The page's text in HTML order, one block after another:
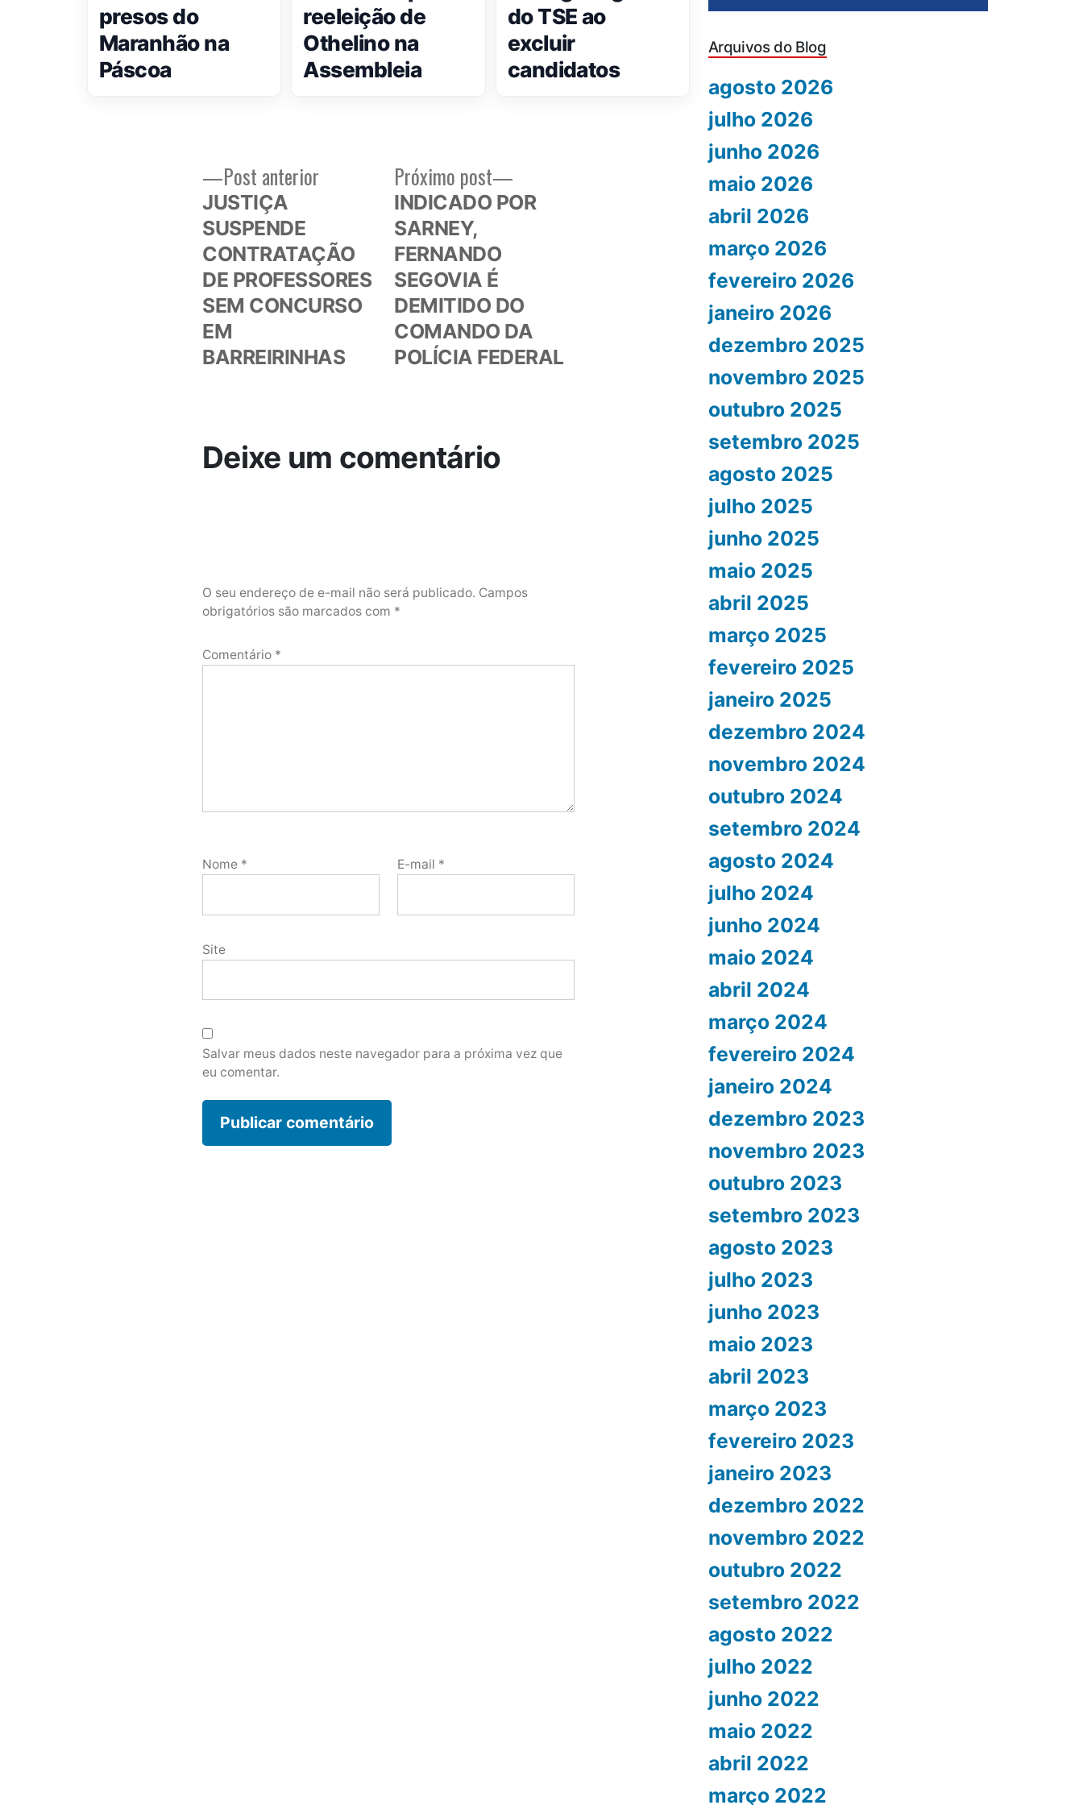
presos do
Maranhão na
Páscoa
reeleição de
Othelino na
Assembleia
do TSE ao
excluir
candidatos
Navegação
Post anterior
JUSTIÇA
SUSPENDE
CONTRATAÇÃO
DE PROFESSORES
SEM CONCURSO
EM
BARREIRINHAS
Próximo post
post:
INDICADO POR
SARNEY,
FERNANDO
SEGOVIA É
DEMITIDO DO
COMANDO DA
POLÍCIA FEDERAL
Deixe um comentário
O seu endereço de e-mail não será publicado. Campos
obrigatórios são marcados com *
Comentário *
Nome * E-mail *
Site
Salvar meus dados neste navegador para a próxima vez que
eu comentar.
Arquivos do Blog
agosto 2026
julho 2026
junho 2026
maio 2026
abril 2026
março 2026
fevereiro 2026
janeiro 2026
dezembro 2025
novembro 2025
outubro 2025
setembro 2025
agosto 2025
julho 2025
junho 2025
maio 2025
abril 2025
março 2025
fevereiro 2025
janeiro 2025
dezembro 2024
novembro 2024
outubro 2024
setembro 2024
agosto 2024
julho 2024
junho 2024
maio 2024
abril 2024
março 2024
fevereiro 2024
janeiro 2024
dezembro 2023
novembro 2023
outubro 2023
setembro 2023
agosto 2023
julho 2023
junho 2023
maio 2023
abril 2023
março 2023
fevereiro 2023
janeiro 2023
dezembro 2022
novembro 2022
outubro 2022
setembro 2022
agosto 2022
julho 2022
junho 2022
maio 2022
abril 2022
março 2022